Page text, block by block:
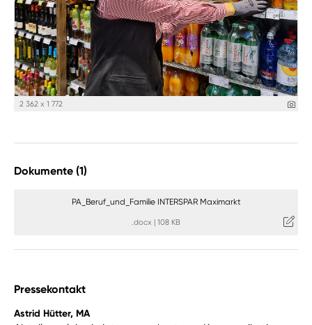
2 362 x 1 772
Dokumente (1)
PA_Beruf_und_Familie INTERSPAR Maximarkt
.docx | 108 KB
Pressekontakt
Astrid Hütter, MA